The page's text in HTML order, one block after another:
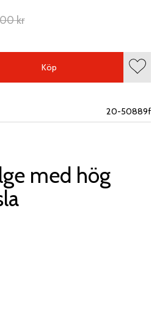
pris:
kr
Köp
20-50889f
med hög